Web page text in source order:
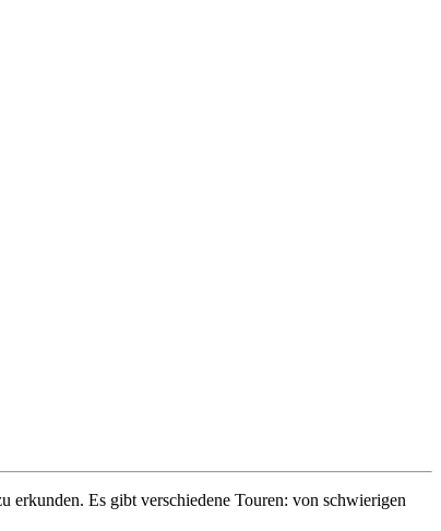
Es gibt verschiedene Touren: von schwierigen